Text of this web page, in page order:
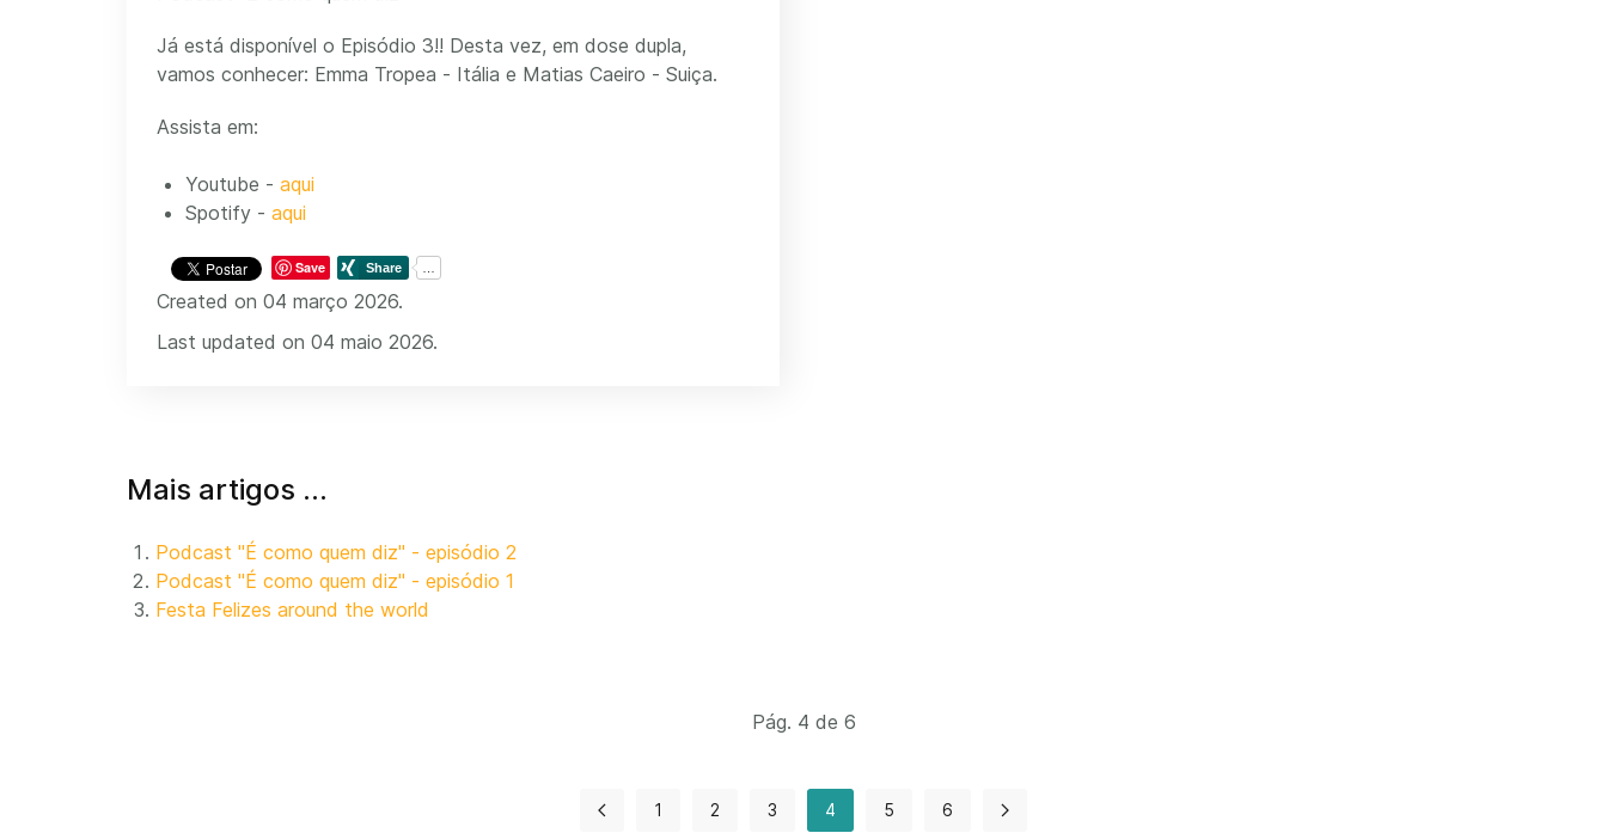
Já está disponível o Episódio 3!! Desta vez, em dose dupla,
vamos conhecer: Emma Tropea - Itália e Matias Caeiro - Suiça.
Assista em:
Youtube - aqui
Spotify - aqui
Save
Created on 04 março 2026.
Last updated on 04 maio 2026.
Mais artigos …
Podcast "É como quem diz" - episódio 2
Podcast "É como quem diz" - episódio 1
Festa Felizes around the world
Pág. 4 de 6
1 2 3 4 5 6